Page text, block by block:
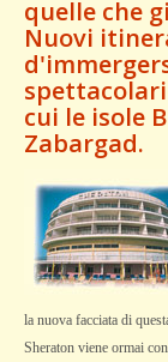
quelle che
Nuovi
cui le isole
Zabargad.
la nuova facciata di
Sheraton viene ormai